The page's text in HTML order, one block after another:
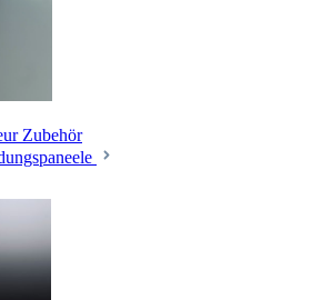
Zubehör